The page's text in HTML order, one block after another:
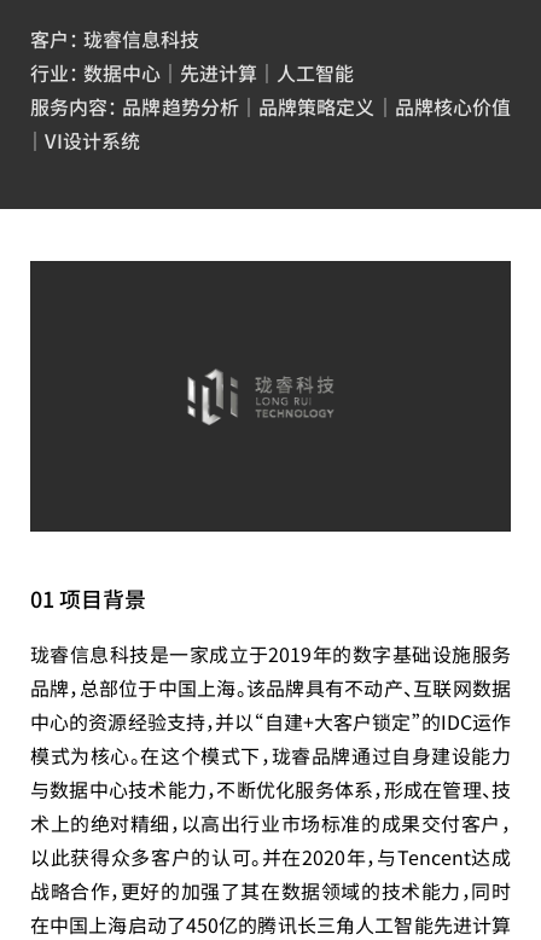
客户： 珑睿信息科技
行业： 数据中心 ｜ 先进计算 ｜ 人工智能
服务内容： 品牌趋势分析 ｜ 品牌策略定义 ｜ 品牌核心价值
｜ VI设计系统
01 项目背景
珑睿信息科技是一家成立于2019年的数字基础设施服务
品牌，总部位于中国上海。该品牌具有不动产、互联网数据
中心的资源经验支持，并以“自建+大客户锁定”的IDC运作
模式为核心。在这个模式下，珑睿品牌通过自身建设能力
与数据中心技术能力，不断优化服务体系，形成在管理、技
术上的绝对精细，以高出行业市场标准的成果交付客户，
以此获得众多客户的认可。并在2020年，与Tencent达成
战略合作，更好的加强了其在数据领域的技术能力，同时
在中国上海启动了450亿的腾讯长三角人工智能先进计算